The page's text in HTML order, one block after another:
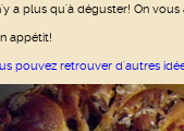
a plus qu'à déguster! On vous
appétit!
pouvez retrouver d'autres